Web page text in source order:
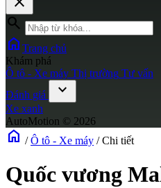
search
home Trang chủ
Khám phá
Ô tô - Xe máy Thị trường Tư vấn
Đánh giá
expand_more
Xe xanh
AutoMotion © 2026
home / Ô tô - Xe máy / Chi tiết
Quốc vương